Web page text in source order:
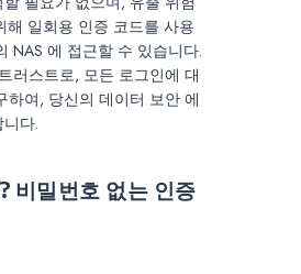
해 일회용 인증 코드를 사용
NAS 에 접근할 수 있습니다.
러스트로, 모든 로그인에 대
여, 당신의 데이터 보안 에
다.
비밀번호 없는 인증